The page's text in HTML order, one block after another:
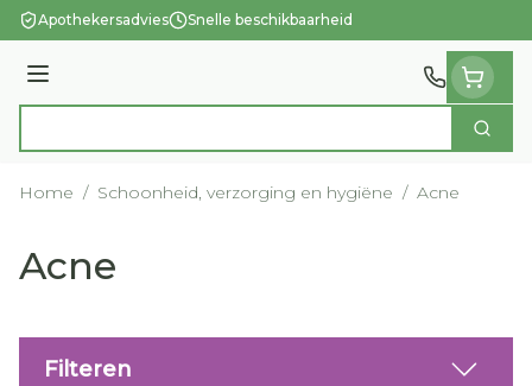
Ga naar de inhoud
Apothekersadvies Snelle beschikbaarheid
Menu
Zoek
Home / Schoonheid, verzorging en hygiëne / Acne
Acne
Filteren